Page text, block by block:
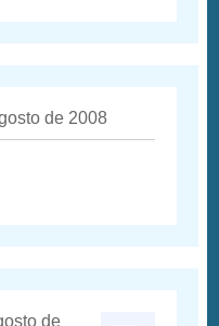
de 2008
de